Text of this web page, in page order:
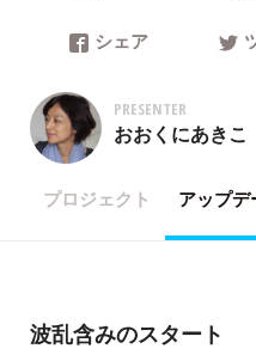
シェア
PRESENTER
おおくにあきこ
プロジェクト アップデ
波乱含みのスタート